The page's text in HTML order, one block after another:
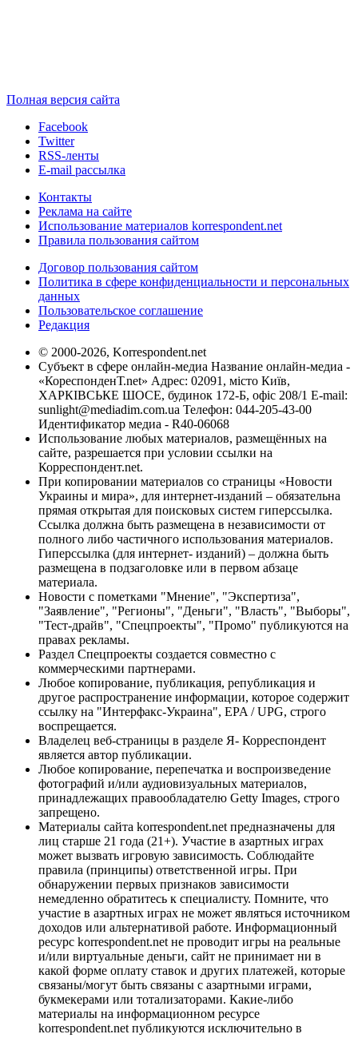
Полная версия сайта
Facebook
Twitter
RSS-ленты
E-mail рассылка
Контакты
Реклама на сайте
Использование материалов korrespondent.net
Правила пользования сайтом
Договор пользования сайтом
Политика в сфере конфиденциальности и персональных
данных
Пользовательское соглашение
Редакция
© 2000-2026, Korrespondent.net
Субъект в сфере онлайн-медиа Название онлайн-медиа -
«КореспонденТ.net» Адрес: 02091, місто Київ,
ХАРКІВСЬКЕ ШОСЕ, будинок 172-Б, офіс 208/1 E-mail:
sunlight@mediadim.com.ua Телефон: 044-205-43-00
Идентификатор медиа - R40-06068
Использование любых материалов, размещённых на
сайте, разрешается при условии ссылки на
Корреспондент.net.
При копировании материалов со страницы «Новости
Украины и мира», для интернет-изданий – обязательна
прямая открытая для поисковых систем гиперссылка.
Ссылка должна быть размещена в независимости от
полного либо частичного использования материалов.
Гиперссылка (для интернет- изданий) – должна быть
размещена в подзаголовке или в первом абзаце
материала.
Новости с пометками "Мнение", "Экспертиза",
"Заявление", "Регионы", "Деньги", "Власть", "Выборы",
"Тест-драйв", "Спецпроекты", "Промо" публикуются на
правах рекламы.
Раздел Спецпроекты создается совместно с
коммерческими партнерами.
Любое копирование, публикация, републикация и
другое распространение информации, которое содержит
ссылку на "Интерфакс-Украина", EPA / UPG, строго
воспрещается.
Владелец веб-страницы в разделе Я- Корреспондент
является автор публикации.
Любое копирование, перепечатка и воспроизведение
фотографий и/или аудиовизуальных материалов,
принадлежащих правообладателю Getty Images, строго
запрещено.
Материалы сайта korrespondent.net предназначены для
лиц старше 21 года (21+). Участие в азартных играх
может вызвать игровую зависимость. Соблюдайте
правила (принципы) ответственной игры. При
обнаружении первых признаков зависимости
немедленно обратитесь к специалисту. Помните, что
участие в азартных играх не может являться источником
доходов или альтернативой работе. Информационный
ресурс korrespondent.net не проводит игры на реальные
и/или виртуальные деньги, сайт не принимает ни в
какой форме оплату ставок и других платежей, которые
связаны/могут быть связаны с азартными играми,
букмекерами или тотализаторами. Какие-либо
материалы на информационном ресурсе
korrespondent.net публикуются исключительно в